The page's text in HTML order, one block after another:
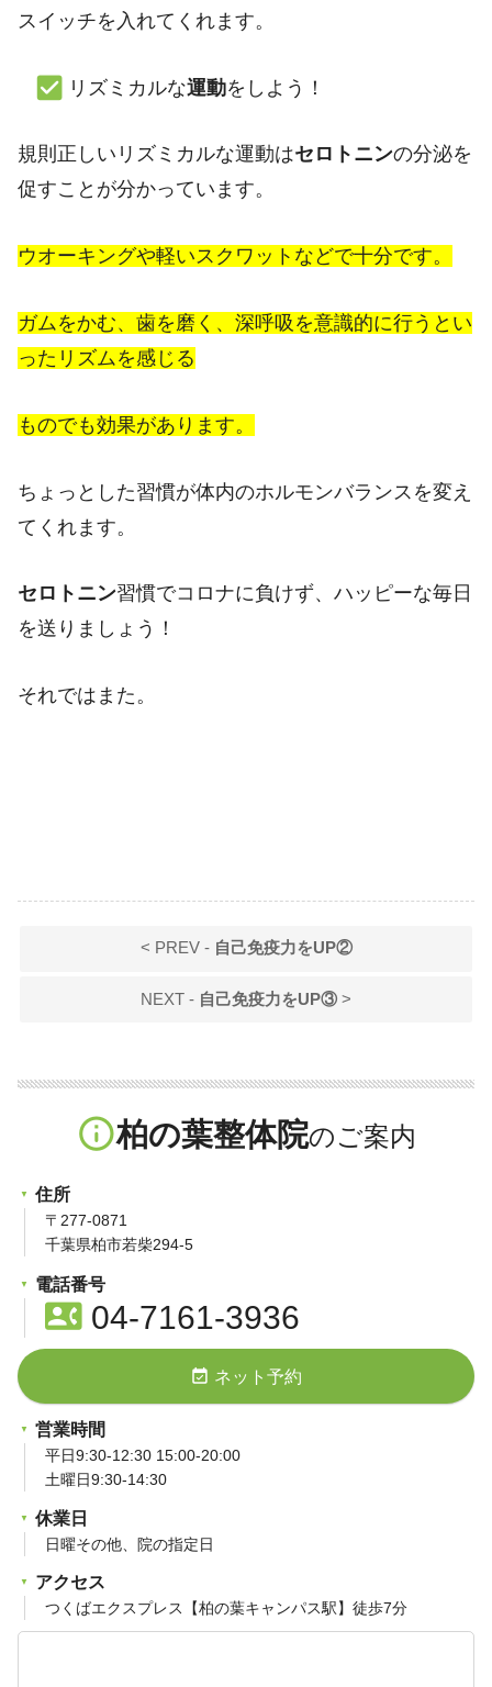
スイッチを入れてくれます。
リズミカルな運動をしよう！
規則正しいリズミカルな運動はセロトニンの分泌を
促すことが分かっています。
ウオーキングや軽いスクワットなどで十分です。
ガムをかむ、歯を磨く、深呼吸を意識的に行うとい
ったリズムを感じる
ものでも効果があります。
ちょっとした習慣が体内のホルモンバランスを変え
てくれます。
セロトニン習慣でコロナに負けず、ハッピーな毎日
を送りましょう！
それではまた。
< PREV - 自己免疫力をUP②
NEXT - 自己免疫力をUP③ >
info_outline柏の葉整体院
住所
〒277-0871
千葉県柏市若柴294-5
電話番号
contact_phone04-7161-3936
event_available ネット予約
営業時間
平日9:30-12:30 15:00-20:00
土曜日9:30-14:30
休業日
日曜その他、院の指定日
アクセス
つくばエクスプレス【柏の葉キャンパス駅】徒歩7分